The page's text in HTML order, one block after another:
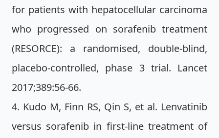
for patients with hepatocellular carcinoma
who progressed on sorafenib treatment
(RESORCE): a randomised, double-blind,
placebo-controlled, phase 3 trial. Lancet
2017;389:56-66.
4. Kudo M, Finn RS, Qin S, et al. Lenvatinib
versus sorafenib in first-line treatment of